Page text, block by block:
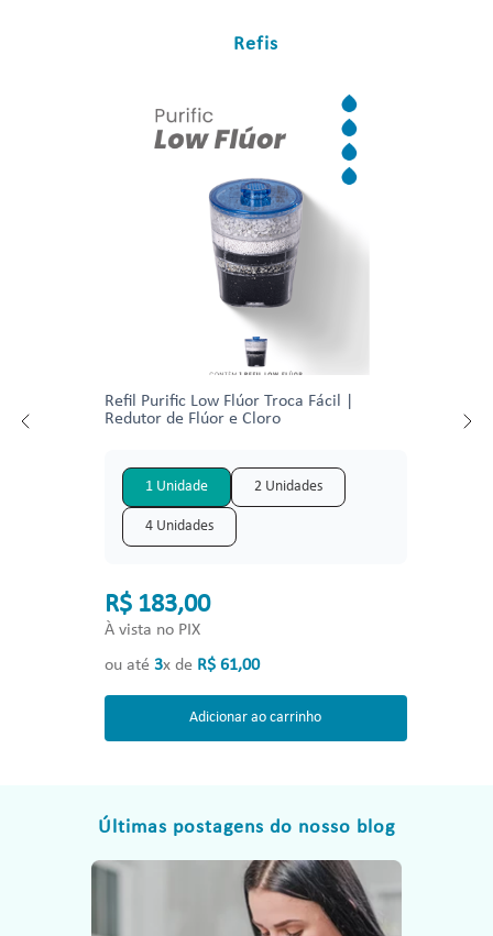
Refis
Refil Purific Low Flúor Troca Fácil |
Redutor de Flúor e Cloro
1 Unidade 2 Unidades
4 Unidades
R$ 183,00
À vista no PIX
ou até 3x de R$ 61,00
Adicionar ao carrinho
Últimas postagens do nosso blog